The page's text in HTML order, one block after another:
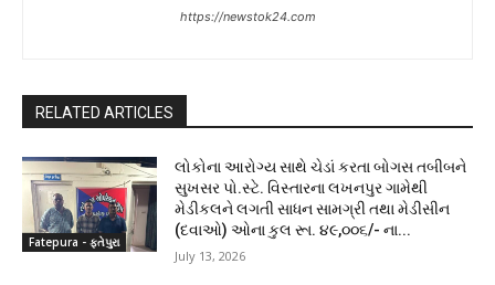
https://newstok24.com
RELATED ARTICLES
Fatepura - ફતેપુરા
લોકોના આરોગ્ય સાથે ચેડાં કરતા બોગસ તબીબને
સુખસર પો.સ્ટે. વિસ્તારના લખનપુર ગામેથી
મેડીકલને લગતી સાધન સામગ્રી તથા મેડીસીન
(દવાઓ) ઓના કુલ રૂા. ૪૯,૦૦૬/- ના...
July 13, 2026